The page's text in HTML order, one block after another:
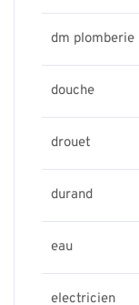
dm plomberie
douche
drouet
durand
eau
electricien